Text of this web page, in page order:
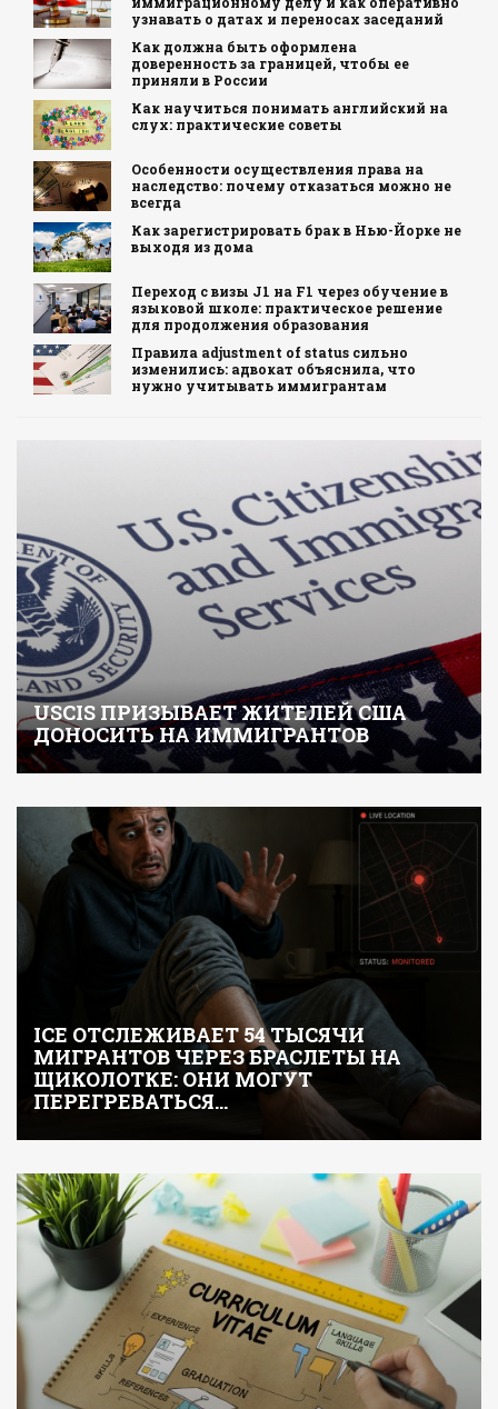
узнавать о датах и переносах заседаний
Как должна быть оформлена
доверенность за границей, чтобы ее
приняли в России
Как научиться понимать английский на
слух: практические советы
Особенности осуществления права на
наследство: почему отказаться можно не
всегда
Как зарегистрировать брак в Нью-Йорке не
выходя из дома
Переход с визы J1 на F1 через обучение в
языковой школе: практическое решение
для продолжения образования
Правила adjustment of status сильно
изменились: адвокат объяснила, что
нужно учитывать иммигрантам
USCIS ПРИЗЫВАЕТ ЖИТЕЛЕЙ США
ДОНОСИТЬ НА ИММИГРАНТОВ
ICE ОТСЛЕЖИВАЕТ 54 ТЫСЯЧИ
МИГРАНТОВ ЧЕРЕЗ БРАСЛЕТЫ НА
ЩИКОЛОТКЕ: ОНИ МОГУТ
ПЕРЕГРЕВАТЬСЯ…